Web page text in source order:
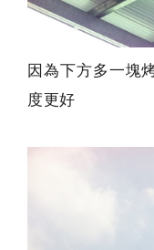
因為下方多一塊
度更好